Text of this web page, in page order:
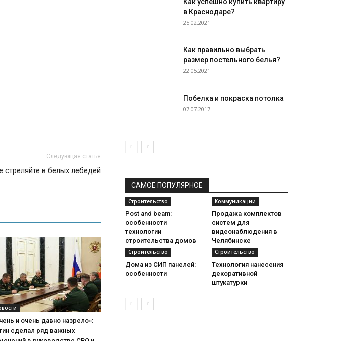
Следующая статья
стреляйте в белых лебедей
и очень давно назрело»:
сделал ряд важных
в Краснодаре?
25.02.2021
Как правильно выбрать
размер постельного белья?
22.05.2021
Побелка и покраска потолка
07.07.2017
САМОЕ ПОПУЛЯРНОЕ
Строительство
Post and beam:
особенности
технологии
строительства домов
Коммуникации
Продажа комплектов
систем для
видеонаблюдения в
Челябинске
Строительство
Дома из СИП панелей:
особенности
Строительство
Технология нанесения
декоративной
штукатурки